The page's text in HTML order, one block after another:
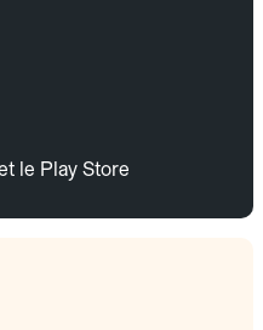
le Play Store